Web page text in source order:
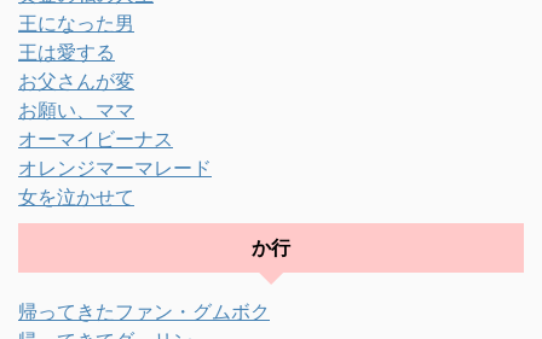
王になった男
王は愛する
お父さんが変
お願い、ママ
オーマイビーナス
オレンジマーマレード
女を泣かせて
か行
帰ってきたファン・グムボク